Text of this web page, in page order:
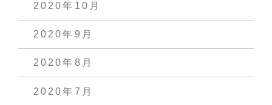
2020年10月
2020年9月
2020年8月
2020年7月